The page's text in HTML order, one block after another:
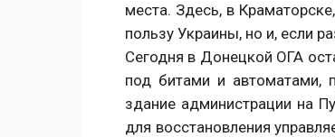
места. Здесь, в
пользу Украины, но и, если
Сегодня в Донецкой ОГА
под битами и автоматами,
здание администрации на
для восстановления